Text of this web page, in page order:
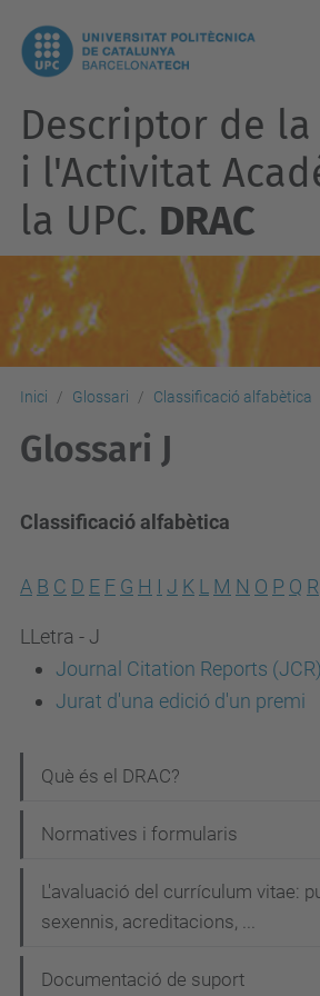
Descriptor de la
i l'Activitat
la UPC. DRAC
Inici Glossari Classificació alfabètica
Glossari J
Classificació alfabètica
A B C D E F G H I J K L M N O P Q R
LLetra - J
Journal Citation Reports (JCR)
Jurat d'una edició d'un premi
a
v
a
Què és el DRAC?
Normatives i formularis
L'avaluació del currículum vitae:
sexennis, acreditacions, ...
Documentació de suport